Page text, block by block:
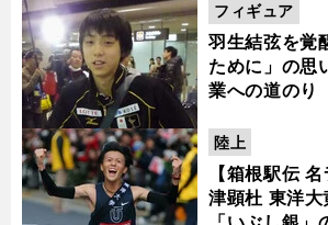
羽生結弦を覚
ために」の
業への道のり
フィギュア
【箱根駅伝
津顕杜 東洋
陸上